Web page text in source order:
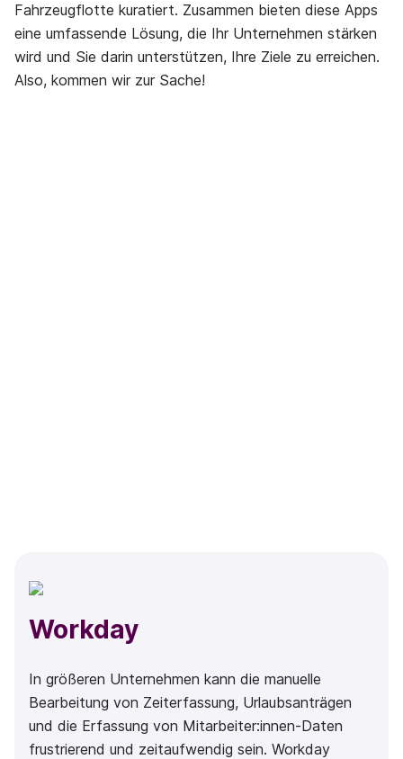
Fahrzeugflotte kuratiert. Zusammen bieten diese Apps
eine umfassende Lösung, die Ihr Unternehmen stärken
wird und Sie darin unterstützen, Ihre Ziele zu erreichen.
Also, kommen wir zur Sache!
Workday
In größeren Unternehmen kann die manuelle
Bearbeitung von Zeiterfassung, Urlaubsanträgen
und die Erfassung von Mitarbeiter:innen-Daten
frustrierend und zeitaufwendig sein. Workday